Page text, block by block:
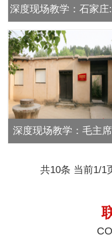
深度现场教学：石家庄
国第一城”
深度现场教学：毛主
共10条 当前1/1